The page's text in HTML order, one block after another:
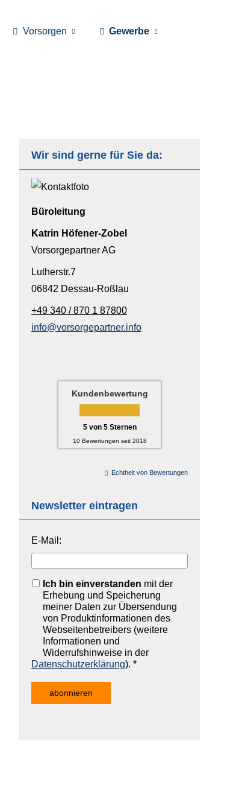
Vorsorgen Gewerbe
Wir sind gerne für Sie da:
Büroleitung
Katrin Höfener-Zobel
Vorsorgepartner AG
Lutherstr.7
06842 Dessau-Roßlau
+49 340 / 870 1 87800
info@vorsorgepartner.info
Kundenbewertung
5von 5Sternen
10Bewertungen seit 2018
Echtheit von Bewertungen
Newsletter eintragen
E-Mail:
Ich bin einverstanden mit der
Erhebung und Speicherung
meiner Daten zur Übersendung
von Produktinformationen des
Webseitenbetreibers (weitere
Informationen und
Widerrufshinweise in der
Datenschutzerklärung). *